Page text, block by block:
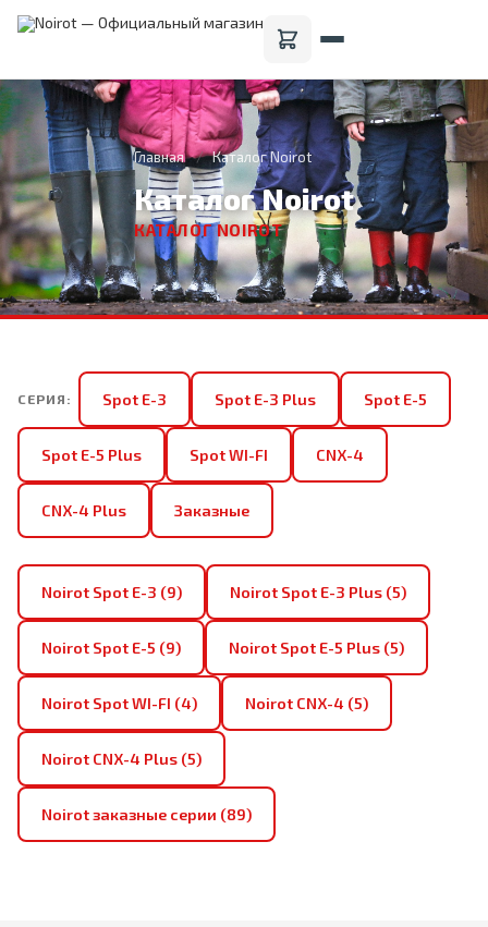
Главная Каталог Noirot
Каталог Noirot
КАТАЛОГ NOIROT
СЕРИЯ: Spot E-3 Spot E-3 Plus Spot E-5
Spot E-5 Plus Spot WI-FI CNX-4
CNX-4 Plus Заказные
Noirot Spot E-3 (9) Noirot Spot E-3 Plus (5)
Noirot Spot E-5 (9) Noirot Spot E-5 Plus (5)
Noirot Spot WI-FI (4) Noirot CNX-4 (5)
Noirot CNX-4 Plus (5)
Noirot заказные серии (89)